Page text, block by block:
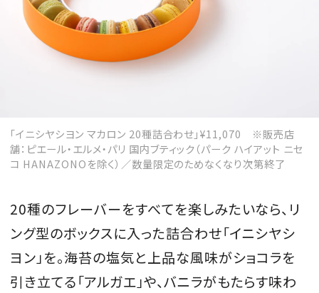
「イニシヤシヨン マカロン 20種詰合わせ」¥11,070 ※販売店
舗：ピエール・エルメ・パリ 国内ブティック（パーク ハイアット ニセ
コ HANAZONOを除く）／数量限定のためなくなり次第終了
20種のフレーバーをすべてを楽しみたいなら、リ
ング型のボックスに入った詰合わせ「イニシヤシ
ヨン」を。海苔の塩気と上品な風味がショコラを
引き立てる「アルガエ」や、バニラがもたらす味わ